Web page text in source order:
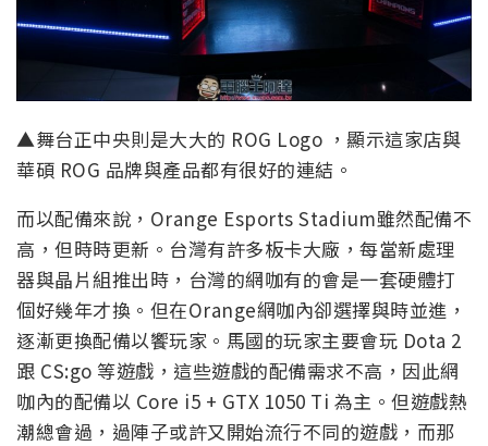
▲舞台正中央則是大大的 ROG Logo ，顯示這家店與
華碩 ROG 品牌與產品都有很好的連結。
而以配備來說，Orange Esports Stadium雖然配備不
高，但時時更新。台灣有許多板卡大廠，每當新處理
器與晶片組推出時，台灣的網咖有的會是一套硬體打
個好幾年才換。但在Orange網咖內卻選擇與時並進，
逐漸更換配備以饗玩家。馬國的玩家主要會玩 Dota 2
跟 CS:go 等遊戲，這些遊戲的配備需求不高，因此網
咖內的配備以 Core i5 + GTX 1050 Ti 為主。但遊戲熱
潮總會過，過陣子或許又開始流行不同的遊戲，而那